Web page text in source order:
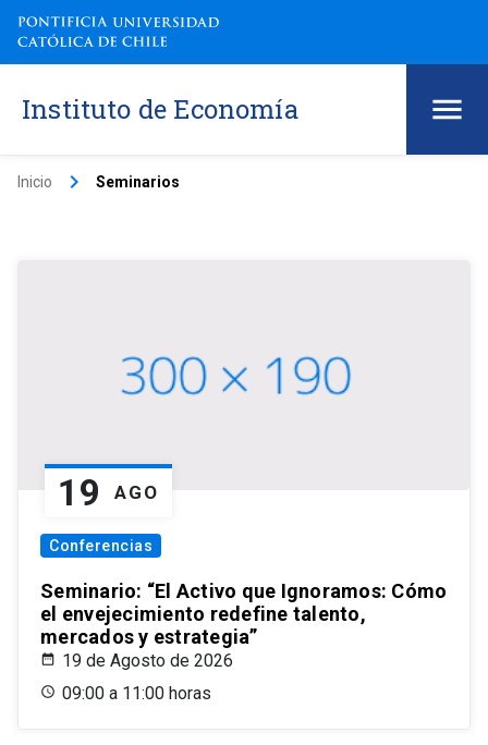
Instituto de Economía
Inicio keyboard_arrow_right Seminarios
19 AGO
Conferencias
Seminario: “El Activo que Ignoramos: Cómo
el envejecimiento redefine talento,
mercados y estrategia”
19 de Agosto de 2026
09:00 a 11:00 horas